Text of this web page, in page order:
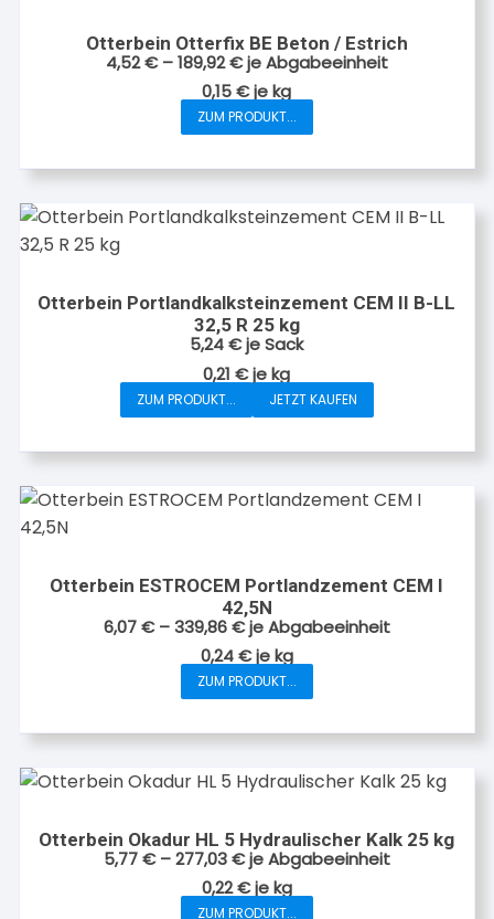
Otterbein Otterfix BE Beton / Estrich
4,52€–189,92€je Abgabeeinheit
0,15€jekg
ZUM PRODUKT...
Dieses
weist
mehrere
Optionen
können
auf
Produktseite
gewählt
Otterbein Portlandkalksteinzement CEM II B-LL
32,5 R 25 kg
5,24€je Sack
0,21€jekg
ZUM PRODUKT... JETZT KAUFEN
Otterbein ESTROCEM Portlandzement CEM I
42,5N
6,07€–339,86€je Abgabeeinheit
0,24€jekg
ZUM PRODUKT...
Dieses
weist
mehrere
Varianten
Die
Optionen
können
Otterbein Okadur HL 5 Hydraulischer Kalk 25 kg
5,77€–277,03€je Abgabeeinheit
0,22€jekg
ZUM PRODUKT...